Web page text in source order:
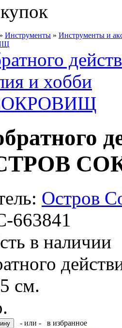
» Инструменты » Инструменты и
Остров
663841
в наличии
см.
- или - в избранное